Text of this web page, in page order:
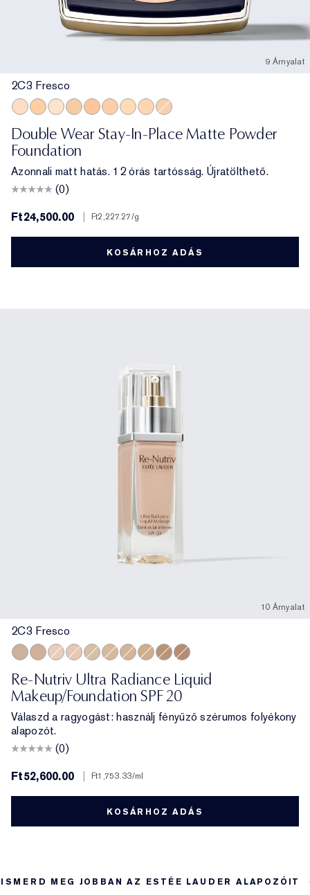
9 Árnyalat
2C3 Fresco
Double Wear Stay-In-Place Matte Powder
Foundation
Azonnali matt hatás. 12 órás tartósság. Újratölthető.
(0)
Ft24,500.00
Ft2,227.27/g
KOSÁRHOZ ADÁS
10 Árnyalat
2C3 Fresco
Re-Nutriv Ultra Radiance Liquid
Makeup/Foundation SPF 20
Válaszd a ragyogást: használj fényűző szérumos folyékony
alapozót.
(0)
Ft52,600.00
Ft1,753.33/ml
KOSÁRHOZ ADÁS
ISMERD MEG JOBBAN AZ ESTÉE LAUDER ALAPOZÓIT